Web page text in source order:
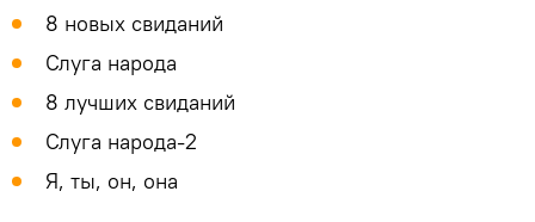
8 новых свиданий
Слуга народа
8 лучших свиданий
Слуга народа-2
Я, ты, он, она